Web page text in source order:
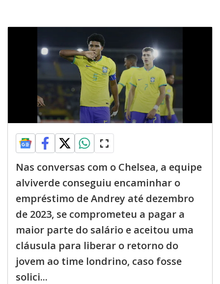
Nas conversas com o Chelsea, a equipe
alviverde conseguiu encaminhar o
empréstimo de Andrey até dezembro
de 2023, se comprometeu a pagar a
maior parte do salário e aceitou uma
cláusula para liberar o retorno do
jovem ao time londrino, caso fosse
solici...